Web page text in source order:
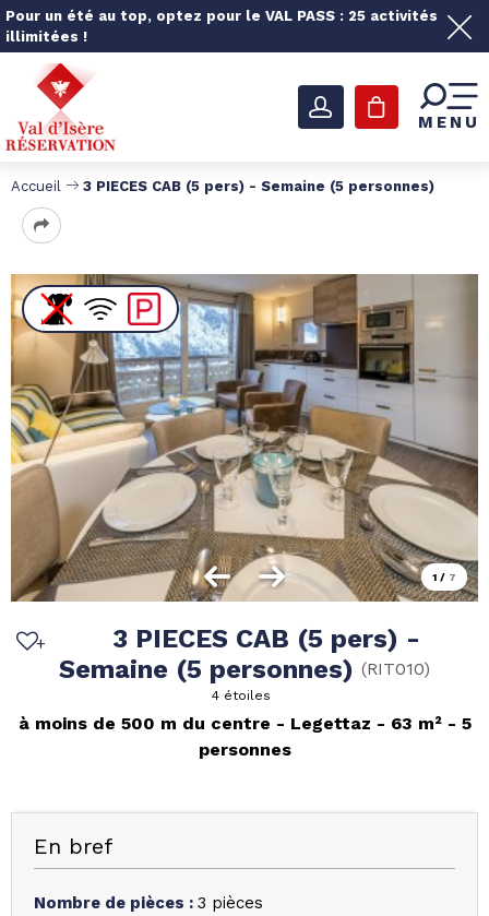
Pour un été au top, optez pour le VAL PASS : 25 activités
illimitées !
MENU
Accueil 3 PIECES CAB (5 pers) - Semaine (5 personnes)
1 / 7
3 PIECES CAB (5 pers) -
Semaine (5 personnes) (RIT010)
4 étoiles
à moins de 500 m du centre Legettaz 63 m²
5
personnes
En bref
Nombre de pièces : 3 pièces